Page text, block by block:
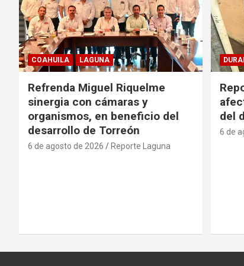
COAHUILA LAGUNA
Refrenda Miguel Riquelme
sinergia con cámaras y
organismos, en beneficio del
desarrollo de Torreón
6 de agosto de 2026 Reporte Laguna
del
6 de